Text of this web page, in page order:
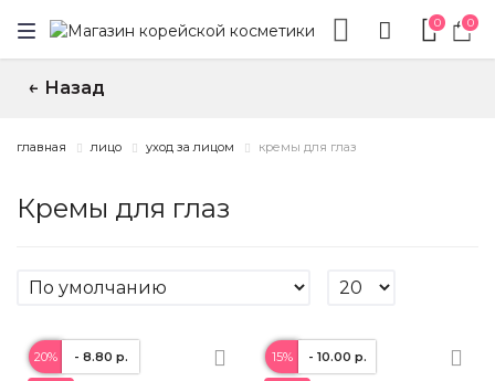
0 0
↑ Назад
главная лицо уход за лицом кремы для глаз
Кремы для глаз
20% - 8.80 р. 15% - 10.00 р.